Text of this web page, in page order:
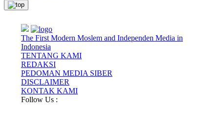
The First Modern Moslem and Independen Media in
Indonesia
TENTANG KAMI
REDAKSI
PEDOMAN MEDIA SIBER
DISCLAIMER
KONTAK KAMI
Follow Us :